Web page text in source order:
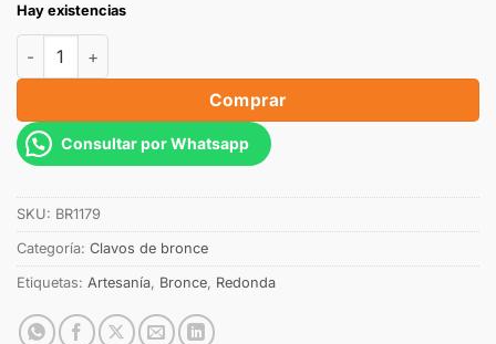
Hay existencias
Comprar
Consultar por Whatsapp
SKU: BR1179
Categoría: Clavos de bronce
Etiquetas: Artesanía, Bronce, Redonda